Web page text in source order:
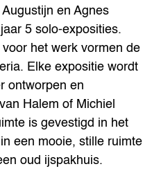
en Agnes
5 solo-exposities.
het werk vormen de
Elke expositie wordt
ontworpen en
Halem of Michiel
is gevestigd in het
een mooie, stille ruimte
oud ijspakhuis.